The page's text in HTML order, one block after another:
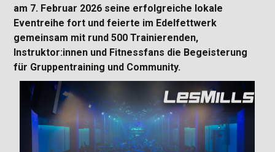
am 7. Februar 2026 seine erfolgreiche lokale
Eventreihe fort und feierte im Edelfettwerk
gemeinsam mit rund 500 Trainierenden,
Instruktor:innen und Fitnessfans die Begeisterung
für Gruppentraining und Community.